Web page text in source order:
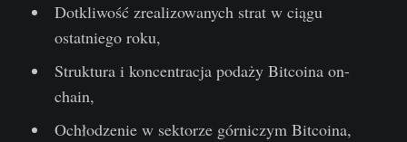
Dotkliwość zrealizowanych strat w ciągu
ostatniego roku,
Struktura i koncentracja podaży Bitcoina on-
chain,
Ochłodzenie w sektorze górniczym Bitcoina,